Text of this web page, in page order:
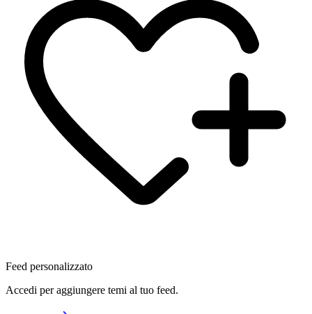
Feed personalizzato
Accedi per aggiungere temi al tuo feed.